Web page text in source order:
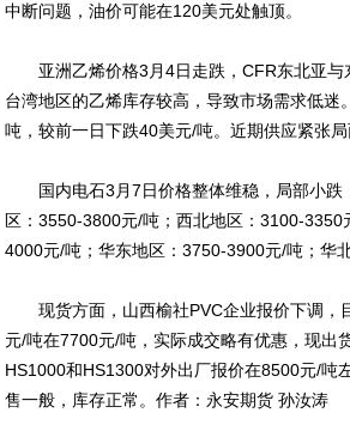
中断问题，油价可能在120美元处触顶。
亚洲乙烯价格3月4日走跌，CFR东北亚与
台湾地区的乙烯库存较高，导致市场需求低
吨，较前一日下跌40美元/吨。近期供应紧张局
国内电石3月7日价格整体维稳，局部小跌
区：3550-3800元/吨；西北地区：3100-
4000元/吨；华东地区：3750-3900元/吨；华
现货方面，山西榆社PVC企业报价下调，
元/吨在7700元/吨，实际成交略有优惠，现出
HS1000和HS1300对外出厂报价在8500元/吨
售一般，库存正常。作者：永安期货 孙汝涛